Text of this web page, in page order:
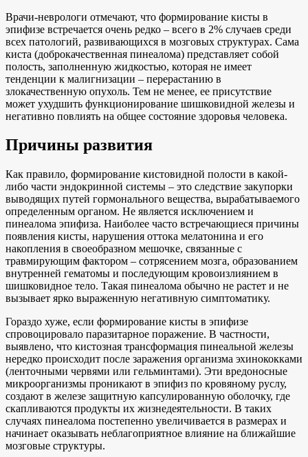
Врачи-неврологи отмечают, что формирование кисты в
эпифизе встречается очень редко – всего в 2% случаев среди
всех патологий, развивающихся в мозговых структурах. Сама
киста (доброкачественная пинеалома) представляет собой
полость, заполненную жидкостью, которая не имеет
тенденции к малигнизации – перерастанию в
злокачественную опухоль. Тем не менее, ее присутствие
может ухудшить функционирование шишковидной железы и
негативно повлиять на общее состояние здоровья человека.
Причины развития
Как правило, формирование кистовидной полости в какой-
либо части эндокринной системы – это следствие закупорки
выводящих путей гормонального вещества, вырабатываемого
определенным органом. Не является исключением и
пинеалома эпифиза. Наиболее часто встречающиеся причины
появления кисты, нарушения оттока мелатонина и его
накопления в своеобразном мешочке, связанные с
травмирующим фактором – сотрясением мозга, образованием
внутренней гематомы и последующим кровоизлиянием в
шишковидное тело. Такая пинеалома обычно не растет и не
вызывает ярко выраженную негативную симптоматику.
Гораздо хуже, если формирование кисты в эпифизе
спровоцировало паразитарное поражение. В частности,
выявлено, что кистозная трансформация пинеальной железы
нередко происходит после заражения организма эхинококками
(ленточными червями или гельминтами). Эти вредоносные
микроорганизмы проникают в эпифиз по кровяному руслу,
создают в железе защитную капсулированную оболочку, где
скапливаются продукты их жизнедеятельности. В таких
случаях пинеалома постепенно увеличивается в размерах и
начинает оказывать неблагоприятное влияние на ближайшие
мозговые структуры.